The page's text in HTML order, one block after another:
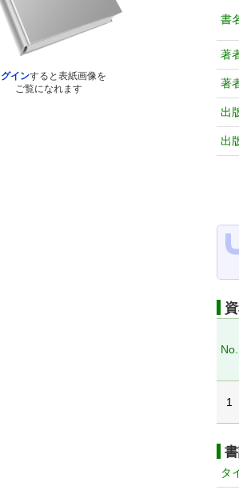
グインすると表紙画像を
ご覧になれます
書
著
著
出
出
No.
1
タ